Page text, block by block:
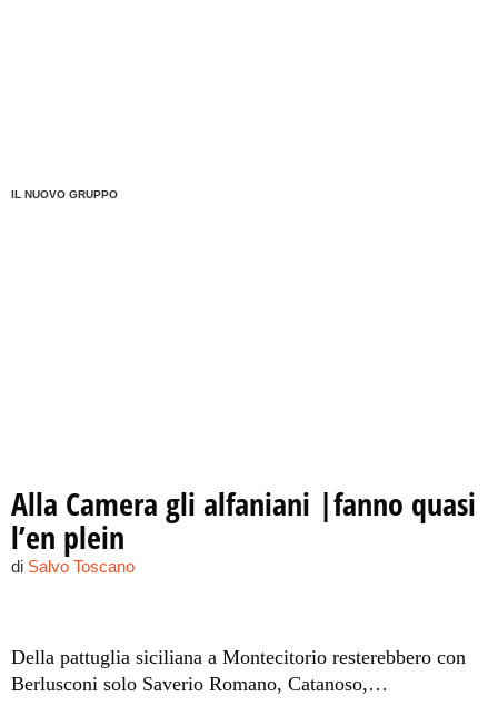
IL NUOVO GRUPPO
Alla Camera gli alfaniani |fanno quasi
l’en plein
di Salvo Toscano
Della pattuglia siciliana a Montecitorio resterebbero con
Berlusconi solo Saverio Romano, Catanoso,